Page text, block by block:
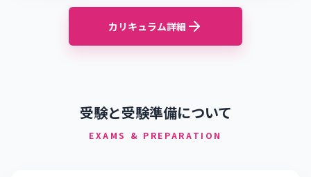
カリキュラム詳細
受験と受験準備について
EXAMS & PREPARATION